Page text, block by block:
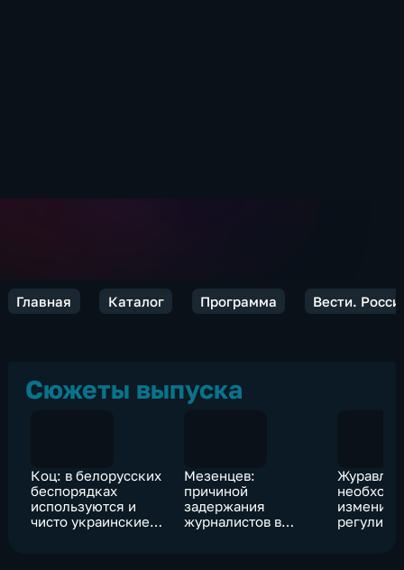
Главная Каталог Программа Вести.
Сюжеты выпуска
Коц: в белорусских
беспорядках
используются и
чисто украинские
Мезенцев:
причиной
задержания
журналистов в